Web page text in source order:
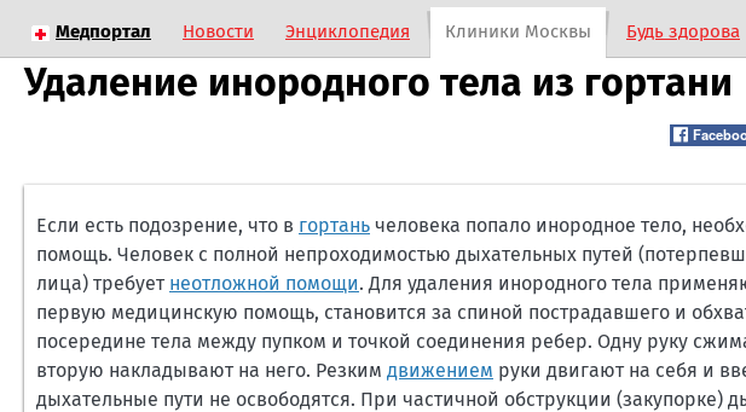
Медпортал Новости Энциклопедия Клиники Москвы Будь здорова
Удаление инородного тела из гортани
Если есть подозрение, что в гортань человека попало инородное тело,
помощь. Человек с полной непроходимостью дыхательных путей
лица) требует неотложной помощи. Для удаления инородного тела
первую медицинскую помощь, становится за спиной пострадавшего и
посередине тела между пупком и точкой соединения ребер. Одну руку
вторую накладывают на него. Резким движением руки двигают на себя и
дыхательные пути не освободятся. При частичной обструкции (закупорке)